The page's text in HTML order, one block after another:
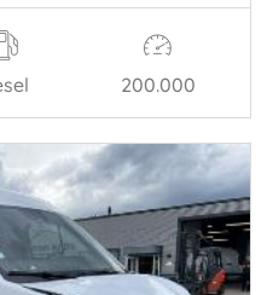
200.000